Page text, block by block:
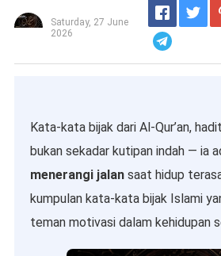
Saturday, 27 June
2026
Kata-kata bijak dari Al-Qur’an,
bukan sekadar kutipan indah — ia
menerangi jalansaat hidup
kumpulan kata-kata bijak Islami
teman motivasi dalam kehidupan